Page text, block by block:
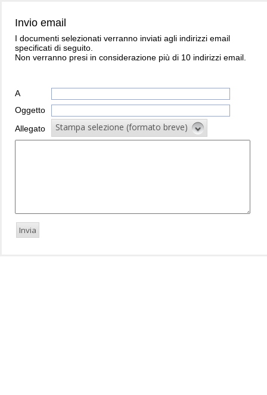
Invio email
I documenti selezionati verranno inviati agli indirizzi email
specificati di seguito.
Non verranno presi in considerazione più di 10 indirizzi email.
A
Oggetto
Allegato
Stampa selezione (formato breve)